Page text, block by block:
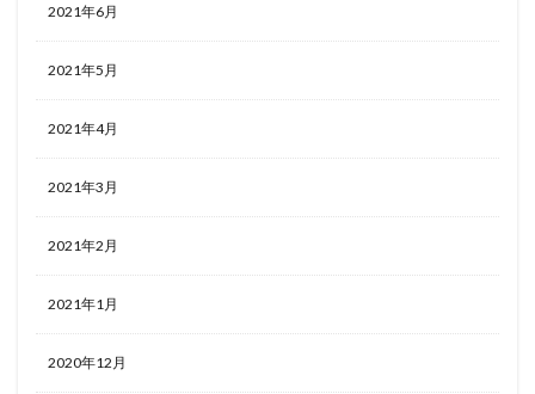
2021年6月
2021年5月
2021年4月
2021年3月
2021年2月
2021年1月
2020年12月